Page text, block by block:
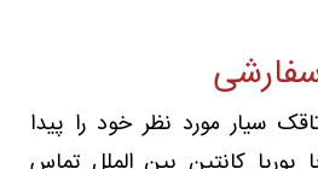
سیار مورد نظر خود را پیدا